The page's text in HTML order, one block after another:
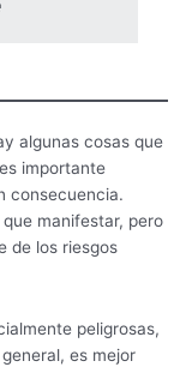
algunas cosas que
importante
consecuencia.
manifestar, pero
de los riesgos
peligrosas,
es mejor